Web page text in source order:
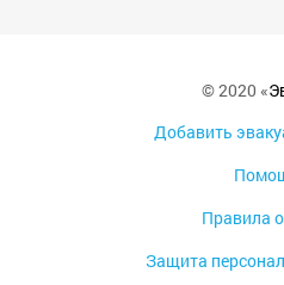
© 2020 «
Добавить
Правила
Защита